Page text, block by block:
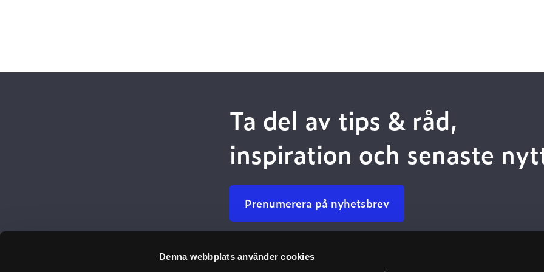
Denna webbplats använder cookies
Ta del av tips & råd,
inspiration och senaste
Prenumerera på nyhetsbrev
Ulefos